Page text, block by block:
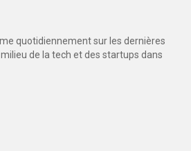
quotidiennement sur les dernières
de la tech et des startups dans